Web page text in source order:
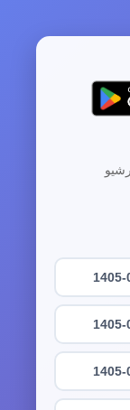
1405-
1405-
1405-